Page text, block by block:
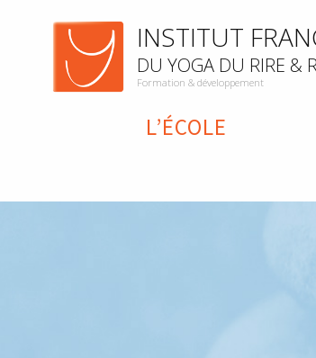
INSTITUT
DU YOGA DU RIRE &
Formation & développement
L’ÉCOLE